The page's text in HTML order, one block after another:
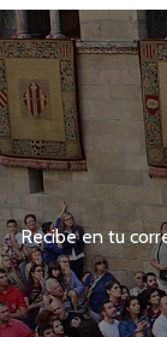
Recibe en tu